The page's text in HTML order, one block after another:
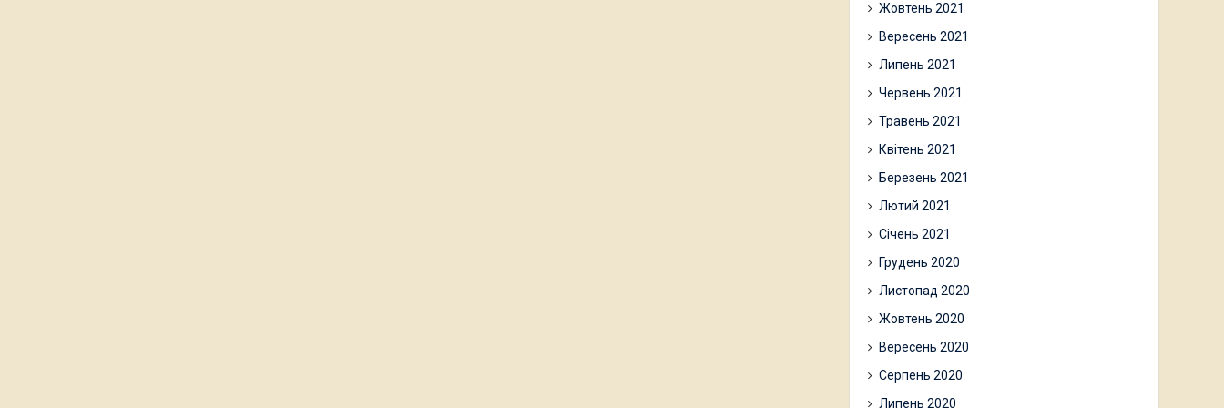
Жовтень 2021
Вересень 2021
Липень 2021
Червень 2021
Травень 2021
Квітень 2021
Березень 2021
Лютий 2021
Січень 2021
Грудень 2020
Листопад 2020
Жовтень 2020
Вересень 2020
Серпень 2020
Липень 2020